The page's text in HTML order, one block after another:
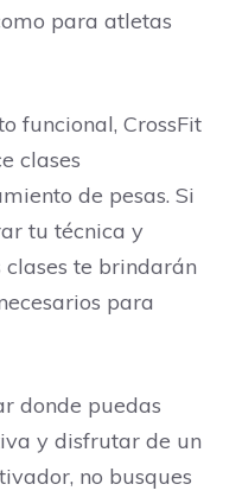
para atletas
funcional, CrossFit
clases
de pesas. Si
tu técnica y
te brindarán
para
donde puedas
y disfrutar de un
no busques